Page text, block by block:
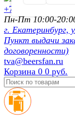
+7 (902) 872-54-70
Пн-Пт 10:00-
г. Екатеринбург,
Пункт выдачи
договоренности)
tva@beersfan.ru
Корзина 0 0 руб.